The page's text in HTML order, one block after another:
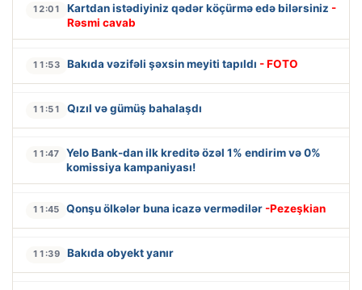
12:01 Kartdan istədiyiniz qədər köçürmə edə bilərsiniz -
Rəsmi cavab
11:53 Bakıda vəzifəli şəxsin meyiti tapıldı - FOTO
11:51 Qızıl və gümüş bahalaşdı
11:47
Yelo Bank-dan ilk kreditə özəl 1% endirim və 0%
komissiya kampaniyası!
11:45 Qonşu ölkələr buna icazə vermədilər -Pezeşkian
11:39 Bakıda obyekt yanır